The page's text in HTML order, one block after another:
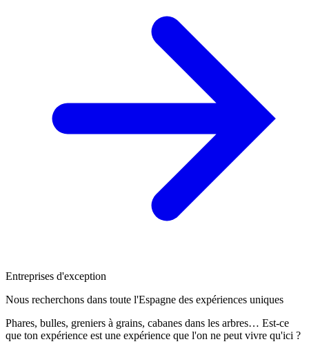
Entreprises d'exception
Nous recherchons dans toute l'Espagne des expériences uniques
Phares, bulles, greniers à grains, cabanes dans les arbres… Est-ce
que ton expérience est une expérience que l'on ne peut vivre qu'ici ?